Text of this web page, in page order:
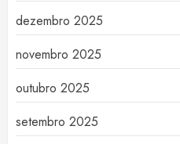
dezembro 2025
novembro 2025
outubro 2025
setembro 2025